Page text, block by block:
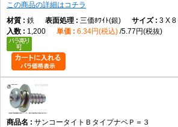
この商品の詳細はコチラ
鉄
三価ﾎﾜｲﾄ(銀) 3 X 8
1,200
6.34円(税込) 5.77円(税抜)
サンコータイトＢタイプナベＰ＝３